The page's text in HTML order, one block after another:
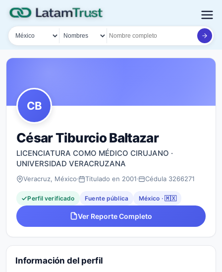
País
Tipo de búsqueda
Nombre o documento
CB
César Tiburcio Baltazar
LICENCIATURA COMO MÉDICO CIRUJANO ·
UNIVERSIDAD VERACRUZANA
Veracruz, México Titulado en 2001 Cédula 3266271
Perfil verificado Fuente pública México · 🇲🇽
Ver Reporte Completo
Información del perfil